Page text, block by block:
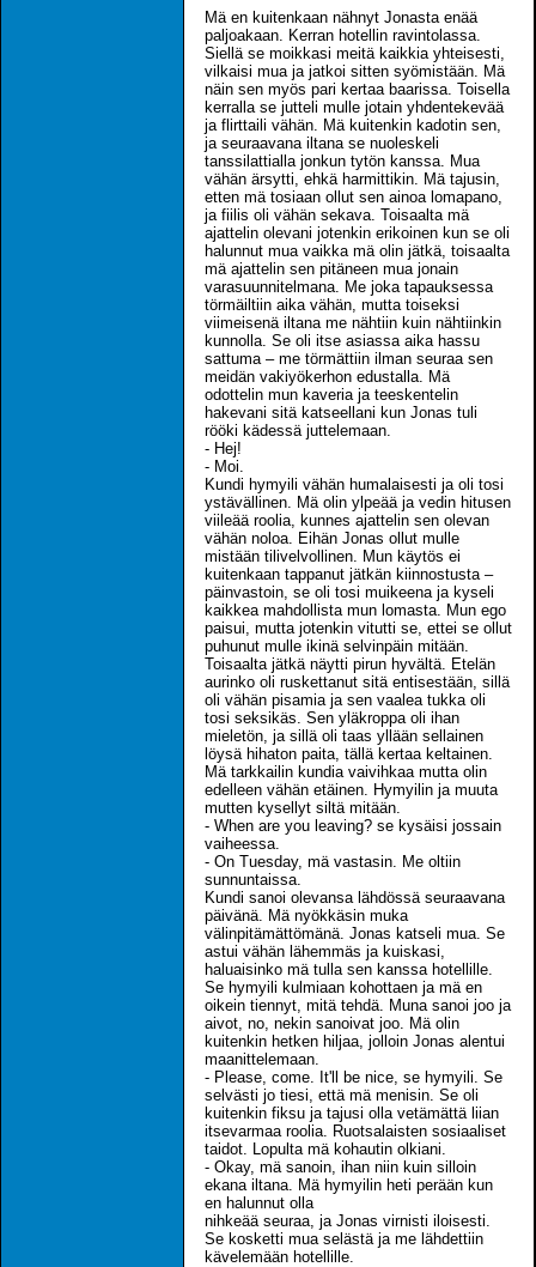
Mä en kuitenkaan nähnyt Jonasta enää
paljoakaan. Kerran hotellin ravintolassa.
Siellä se moikkasi meitä kaikkia yhteisesti,
vilkaisi mua ja jatkoi sitten syömistään. Mä
näin sen myös pari kertaa baarissa. Toisella
kerralla se jutteli mulle jotain yhdentekevää
ja flirttaili vähän. Mä kuitenkin kadotin sen,
ja seuraavana iltana se nuoleskeli
tanssilattialla jonkun tytön kanssa. Mua
vähän ärsytti, ehkä harmittikin. Mä tajusin,
etten mä tosiaan ollut sen ainoa lomapano,
ja fiilis oli vähän sekava. Toisaalta mä
ajattelin olevani jotenkin erikoinen kun se oli
halunnut mua vaikka mä olin jätkä, toisaalta
mä ajattelin sen pitäneen mua jonain
varasuunnitelmana. Me joka tapauksessa
törmäiltiin aika vähän, mutta toiseksi
viimeisenä iltana me nähtiin kuin nähtiinkin
kunnolla. Se oli itse asiassa aika hassu
sattuma – me törmättiin ilman seuraa sen
meidän vakiyökerhon edustalla. Mä
odottelin mun kaveria ja teeskentelin
hakevani sitä katseellani kun Jonas tuli
rööki kädessä juttelemaan.
- Hej!
- Moi.
Kundi hymyili vähän humalaisesti ja oli tosi
ystävällinen. Mä olin ylpeää ja vedin hitusen
viileää roolia, kunnes ajattelin sen olevan
vähän noloa. Eihän Jonas ollut mulle
mistään tilivelvollinen. Mun käytös ei
kuitenkaan tappanut jätkän kiinnostusta –
päinvastoin, se oli tosi muikeena ja kyseli
kaikkea mahdollista mun lomasta. Mun ego
paisui, mutta jotenkin vitutti se, ettei se ollut
puhunut mulle ikinä selvinpäin mitään.
Toisaalta jätkä näytti pirun hyvältä. Etelän
aurinko oli ruskettanut sitä entisestään, sillä
oli vähän pisamia ja sen vaalea tukka oli
tosi seksikäs. Sen yläkroppa oli ihan
mieletön, ja sillä oli taas yllään sellainen
löysä hihaton paita, tällä kertaa keltainen.
Mä tarkkailin kundia vaivihkaa mutta olin
edelleen vähän etäinen. Hymyilin ja muuta
mutten kysellyt siltä mitään.
- When are you leaving? se kysäisi jossain
vaiheessa.
- On Tuesday, mä vastasin. Me oltiin
sunnuntaissa.
Kundi sanoi olevansa lähdössä seuraavana
päivänä. Mä nyökkäsin muka
välinpitämättömänä. Jonas katseli mua. Se
astui vähän lähemmäs ja kuiskasi,
haluaisinko mä tulla sen kanssa hotellille.
Se hymyili kulmiaan kohottaen ja mä en
oikein tiennyt, mitä tehdä. Muna sanoi joo ja
aivot, no, nekin sanoivat joo. Mä olin
kuitenkin hetken hiljaa, jolloin Jonas alentui
maanittelemaan.
- Please, come. It'll be nice, se hymyili. Se
selvästi jo tiesi, että mä menisin. Se oli
kuitenkin fiksu ja tajusi olla vetämättä liian
itsevarmaa roolia. Ruotsalaisten sosiaaliset
taidot. Lopulta mä kohautin olkiani.
- Okay, mä sanoin, ihan niin kuin silloin
ekana iltana. Mä hymyilin heti perään kun
en halunnut olla
nihkeää seuraa, ja Jonas virnisti iloisesti.
Se kosketti mua selästä ja me lähdettiin
kävelemään hotellille.